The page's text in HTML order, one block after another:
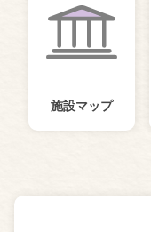
施設マップ